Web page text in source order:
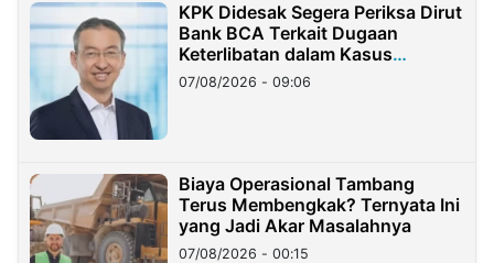
KPK Didesak Segera Periksa Dirut
Bank BCA Terkait Dugaan
Keterlibatan dalam Kasus
Hilangnya Dana Nasabah Rp2,58
Miliar
07/08/2026 - 09:06
Biaya Operasional Tambang
Terus Membengkak? Ternyata Ini
yang Jadi Akar Masalahnya
07/08/2026 - 00:15